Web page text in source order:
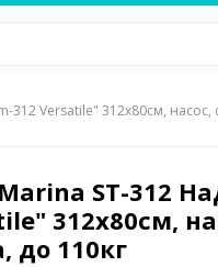
СПА
игрушки
Запчасти для
312 Versatile" 312x80см,
ST-312
312x80см,
до 110кг